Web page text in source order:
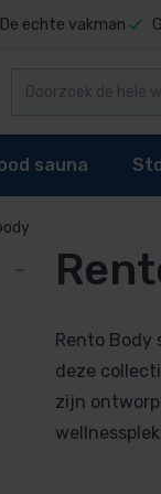
De echte vakman
Rento sauna
Rento sauna
Rento cadeau
Rento diversen
Rento sauna
sauna
Rento Body
deze
zijn